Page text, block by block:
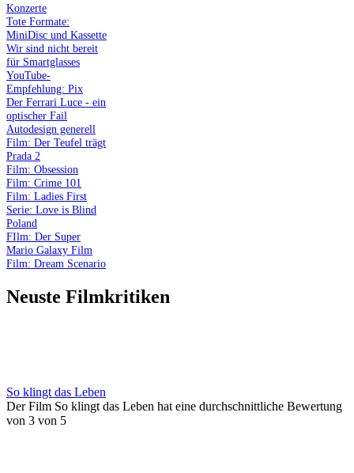
Konzerte
Tote Formate:
MiniDisc und Kassette
Wir sind nicht bereit
für Smartglasses
YouTube-
Empfehlung: Pix
Der Ferrari Luce - ein
optischer Fail
Autodesign generell
Film: Der Teufel trägt
Prada 2
Film: Obsession
Film: Crime 101
Film: Ladies First
Serie: Love is Blind
Poland
FIlm: Der Super
Mario Galaxy Film
Film: Dream Scenario
Neuste Filmkritiken
So klingt das Leben
Der Film So klingt das Leben hat eine durchschnittliche Bewertung
von 3 von 5